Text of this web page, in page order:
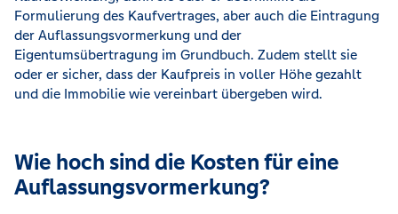
Formulierung des Kaufvertrages, aber auch die Eintragung
der Auflassungsvormerkung und der
Eigentumsübertragung im Grundbuch. Zudem stellt sie
oder er sicher, dass der Kaufpreis in voller Höhe gezahlt
und die Immobilie wie vereinbart übergeben wird.
Wie hoch sind die Kosten für eine
Auflassungsvormerkung?